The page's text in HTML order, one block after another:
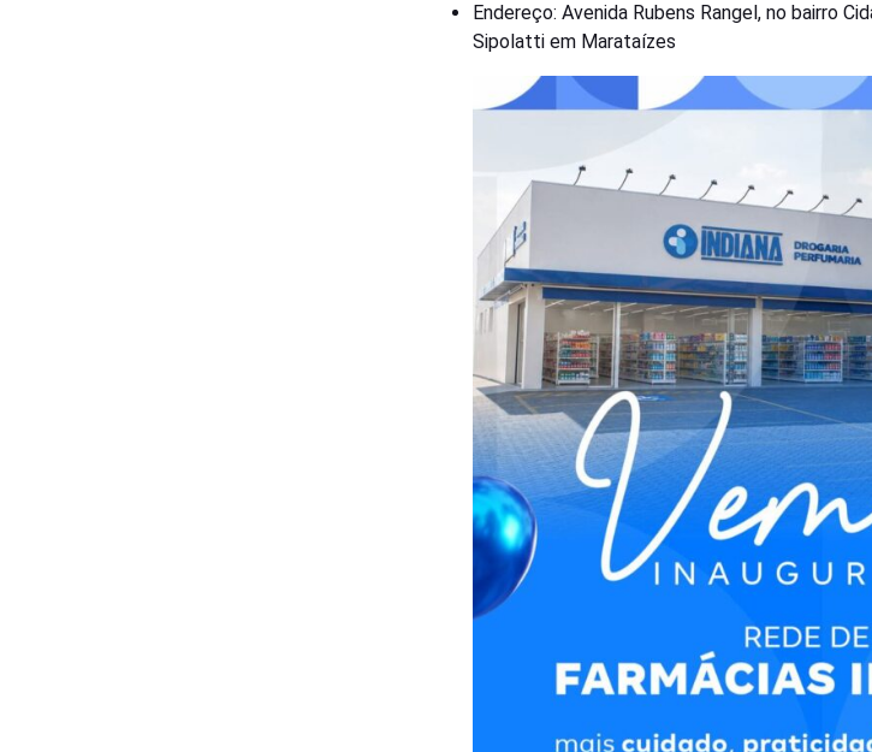
Endereço: Avenida Rubens Rangel, no bairro
Sipolatti em Marataízes